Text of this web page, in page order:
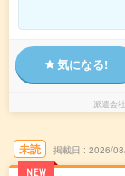
気になる!
派遣会社
未読
NEW
掲載日 2026/